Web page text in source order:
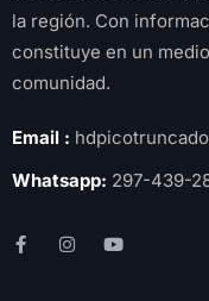
la región. Con
constituye en un
comunidad.
Email :
Whatsapp: 297-439-